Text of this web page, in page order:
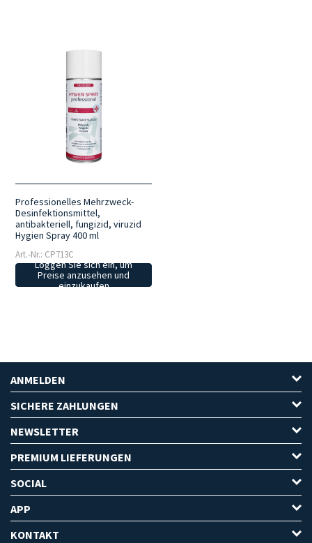
Professionelles Mehrzweck-
Desinfektionsmittel,
antibakteriell, fungizid, viruzid
Hygien Spray 400 ml
Art.-Nr.: CP713C
Loggen Sie sich ein, um
Preise anzusehen und
einzukaufen
ANMELDEN
SICHERE ZAHLUNGEN
NEWSLETTER
PREMIUM LIEFERUNGEN
SOCIAL
APP
KONTAKT